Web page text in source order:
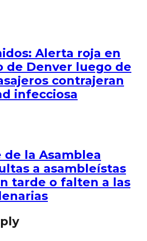
Alerta roja en
de Denver luego de
contrajeran
infecciosa
la Asamblea
a asambleístas
tarde o falten a las